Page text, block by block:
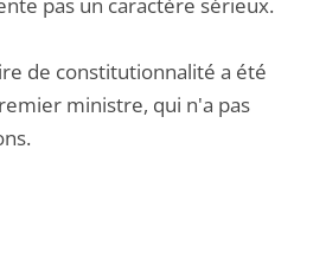
de constitutionnalité a été
ministre, qui n'a pas